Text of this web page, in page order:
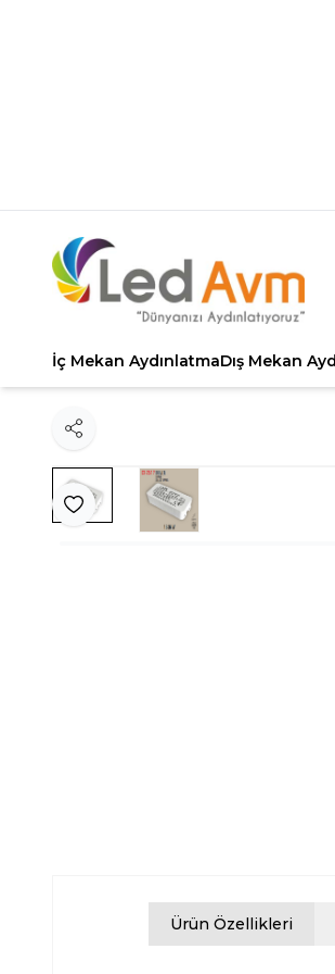
İç Mekan AydınlatmaDış Mekan
Favoriye Ekle
Paylaş
Ürün Özellikleri